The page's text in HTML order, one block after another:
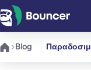
Μετάβαση
στο
περιεχόμενο
Blog